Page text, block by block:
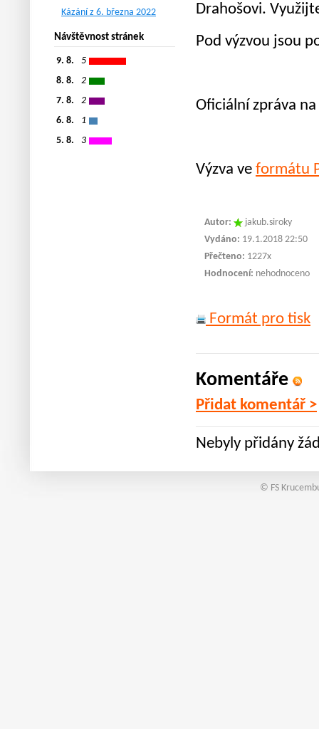
Drahošovi.
Pod výzvou jsou
Oficiální zpráva na
Výzva ve formátu
Autor:
jakub.siroky
Vydáno: 19.1.2018 22:50
Přečteno: 1227x
Hodnocení: nehodnoceno
Formát pro tisk
Komentáře
Přidat komentář >
Nebyly přidány
Kázání z 6. března 2022
Návštěvnost stránek
9. 8.
5
8. 8.
2
7. 8.
2
6. 8.
1
5. 8.
3
© FS